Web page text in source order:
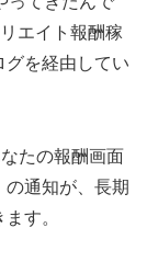
エイト報酬稼
グを経由してい
たの報酬画面
の通知が、長期
す。